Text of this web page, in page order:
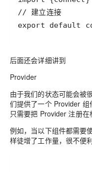
// 建立连接
export default
后面还会详细讲到
Provider
由于我们的状态可能会被
们提供了一个 Provider 组
只需要把 Provider 注册在
例如，当以下组件都需要
样徒增了工作量，很不便